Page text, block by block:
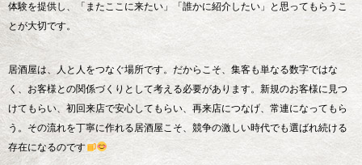
体験を提供し、「またここに来たい」「誰かに紹介したい」と思ってもらうこ
とが大切です。
居酒屋は、人と人をつなぐ場所です。だからこそ、集客も単なる数字ではな
く、お客様との関係づくりとして考える必要があります。新規のお客様に見つ
けてもらい、初回来店で安心してもらい、再来店につなげ、常連になってもら
う。その流れを丁寧に作れる居酒屋こそ、競争の激しい時代でも選ばれ続ける
存在になるのです